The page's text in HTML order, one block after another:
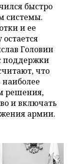
быстро
системы.
и ее
Головин
поддержки
что
решения,
и включать
армии.